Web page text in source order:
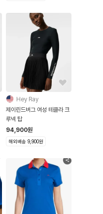
Hey Ray
제이린드버그 여성 테클라 크
루넥 탑
94,900원
해외배송 9,900원